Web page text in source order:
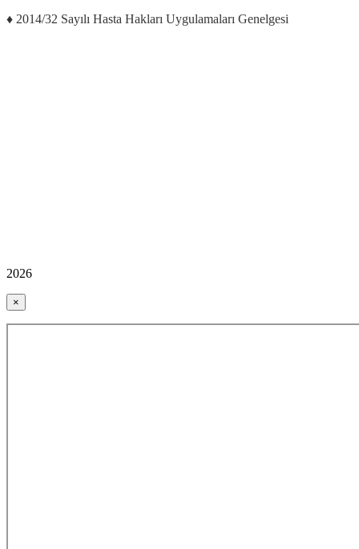
♦ 2014/32 Sayılı Hasta Hakları Uygulamaları Genelgesi
2026
×